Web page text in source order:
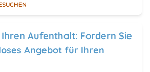
Ihren Aufenthalt: Fordern Sie
Angebot für Ihren